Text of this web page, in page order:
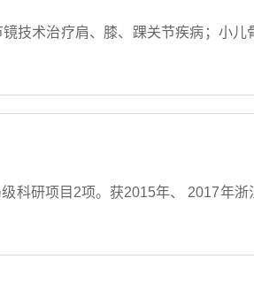
技术治疗肩、膝、踝关节疾病；小
科研项目2项。获2015年、 2017年